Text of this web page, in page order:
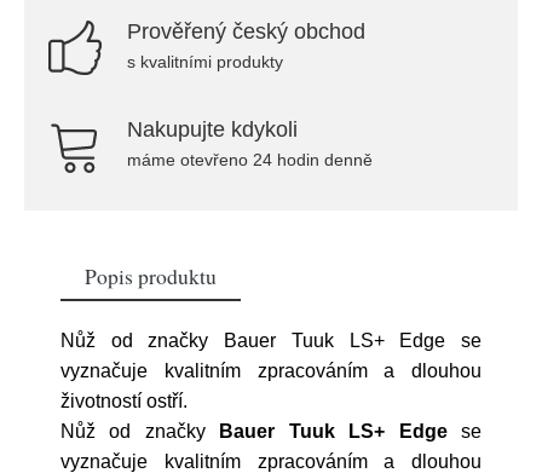
Prověřený český obchod
s kvalitními produkty
Nakupujte kdykoli
máme otevřeno 24 hodin denně
Popis produktu
Nůž od značky Bauer Tuuk LS+ Edge se
vyznačuje kvalitním zpracováním a dlouhou
životností ostří.
Nůž od značky
Bauer Tuuk LS+ Edgese
vyznačuje kvalitním zpracováním a dlouhou